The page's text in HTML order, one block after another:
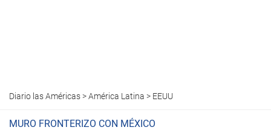
Diario las Américas>América Latina > EEUU
MURO FRONTERIZO CON MÉXICO